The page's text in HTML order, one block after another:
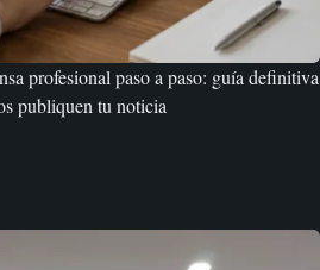
profesional paso a paso: guía definitiva
publiquen tu noticia